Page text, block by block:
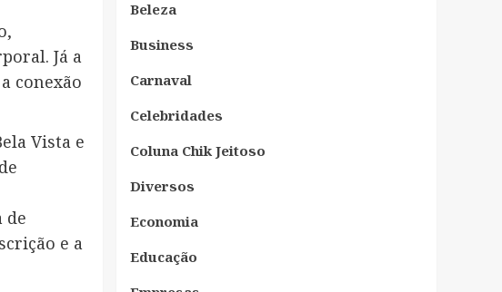
Já a
conexão
Vista e
de
e a
Beleza
Business
Carnaval
Celebridades
Coluna Chik Jeitoso
Diversos
Economia
Educação